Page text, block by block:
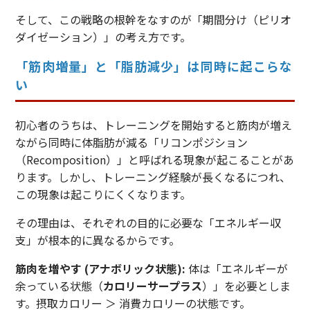
そして、この戦略の根幹をなすのが「期間分け（ピリオ
ダイゼーション）」の考え方です。
「筋肉増量」と「脂肪減少」は同時に起こらな
い
初心者のうちは、トレーニングを開始すると筋肉が増え
ながら同時に体脂肪が減る「リコンポジション
（Recomposition）」と呼ばれる現象が起こることがあ
ります。しかし、トレーニング経験が長くなるにつれ、
この現象は起こりにくくなります。
その理由は、それぞれの目的に必要な「エネルギー収
支」が根本的に異なるからです。
筋肉を増やす (アナボリック状態): 体は「エネルギーが
余っている状態（カロリーサープラス）」を必要としま
す。摂取カロリー ＞ 消費カロリーの状態です。